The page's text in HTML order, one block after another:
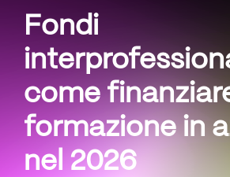
Fondi
come
formazione in
nel 2026